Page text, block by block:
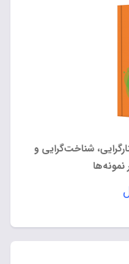
شناخت‌گرایی و
نمونه‌ها